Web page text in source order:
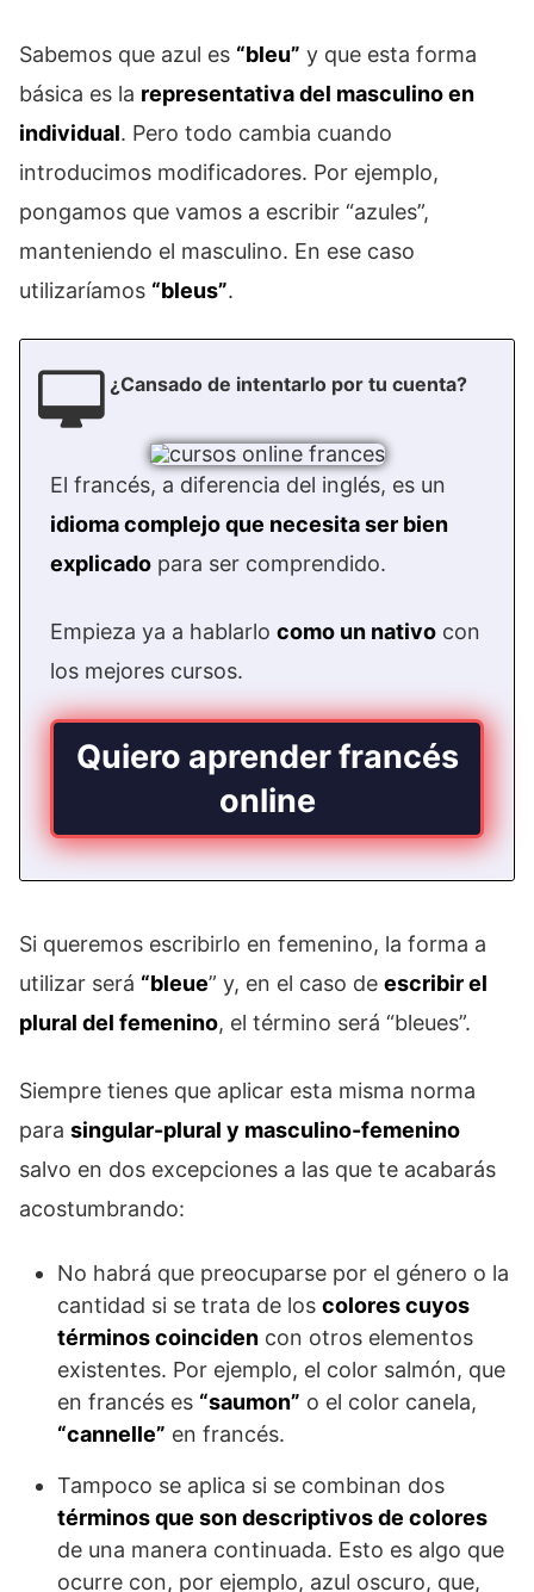
Sabemos que azul es “bleu” y que esta forma
básica es la representativa del masculino en
individual. Pero todo cambia cuando
introducimos modificadores. Por ejemplo,
pongamos que vamos a escribir “azules”,
manteniendo el masculino. En ese caso
utilizaríamos “bleus”.
¿Cansado de intentarlo por tu cuenta?
El francés, a diferencia del inglés, es un
idioma complejo que necesita ser bien
explicado para ser comprendido.
Empieza ya a hablarlo como un nativo con
los mejores cursos.
Quiero aprender francés
online
Si queremos escribirlo en femenino, la forma a
utilizar será “bleue” y, en el caso de escribir el
plural del femenino, el término será “bleues”.
Siempre tienes que aplicar esta misma norma
para singular-plural y masculino-femenino
salvo en dos excepciones a las que te acabarás
acostumbrando:
No habrá que preocuparse por el género o la
cantidad si se trata de los colores cuyos
términos coinciden con otros elementos
existentes. Por ejemplo, el color salmón, que
en francés es “saumon” o el color canela,
“cannelle” en francés.
Tampoco se aplica si se combinan dos
términos que son descriptivos de colores
de una manera continuada. Esto es algo que
ocurre con, por ejemplo, azul oscuro, que,